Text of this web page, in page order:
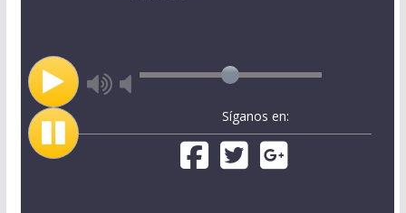
Síganos en: